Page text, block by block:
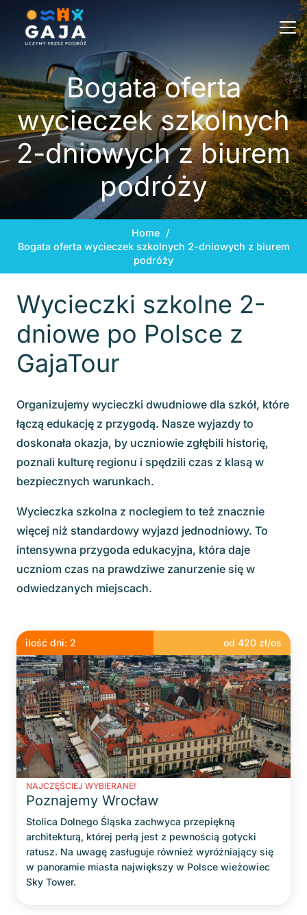
Bogata oferta
wycieczek szkolnych
2-dniowych z biurem
podróży
Home /
Bogata oferta wycieczek szkolnych 2-dniowych z biurem
podróży
Wycieczki szkolne 2-
dniowe po Polsce z
GajaTour
Organizujemy wycieczki dwudniowe dla szkół, które
łączą edukację z przygodą. Nasze wyjazdy to
doskonała okazja, by uczniowie zgłębili historię,
poznali kulturę regionu i spędzili czas z klasą w
bezpiecznych warunkach.
Wycieczka szkolna z noclegiem to też znacznie
więcej niż standardowy wyjazd jednodniowy. To
intensywna przygoda edukacyjna, która daje
uczniom czas na prawdziwe zanurzenie się w
odwiedzanych miejscach.
ilość dni: 2 od420 zł/os
NAJCZĘŚCIEJ WYBIERANE!
Poznajemy Wrocław
Stolica Dolnego Śląska zachwyca przepiękną
architekturą, której perłą jest z pewnością gotycki
ratusz. Na uwagę zasługuje również wyróżniający się
w panoramie miasta największy w Polsce wieżowiec
Sky Tower.